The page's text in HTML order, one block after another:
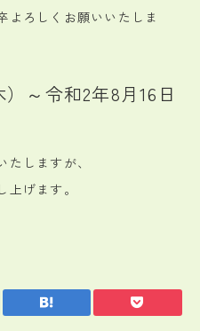
よろしくお願いいたしま
）～令和2年8月16日
しますが、
げます。